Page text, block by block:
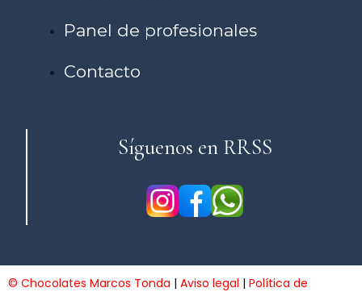
Panel de profesionales
Contacto
Síguenos en RRSS
© Chocolates Marcos Tonda | Aviso legal | Política de